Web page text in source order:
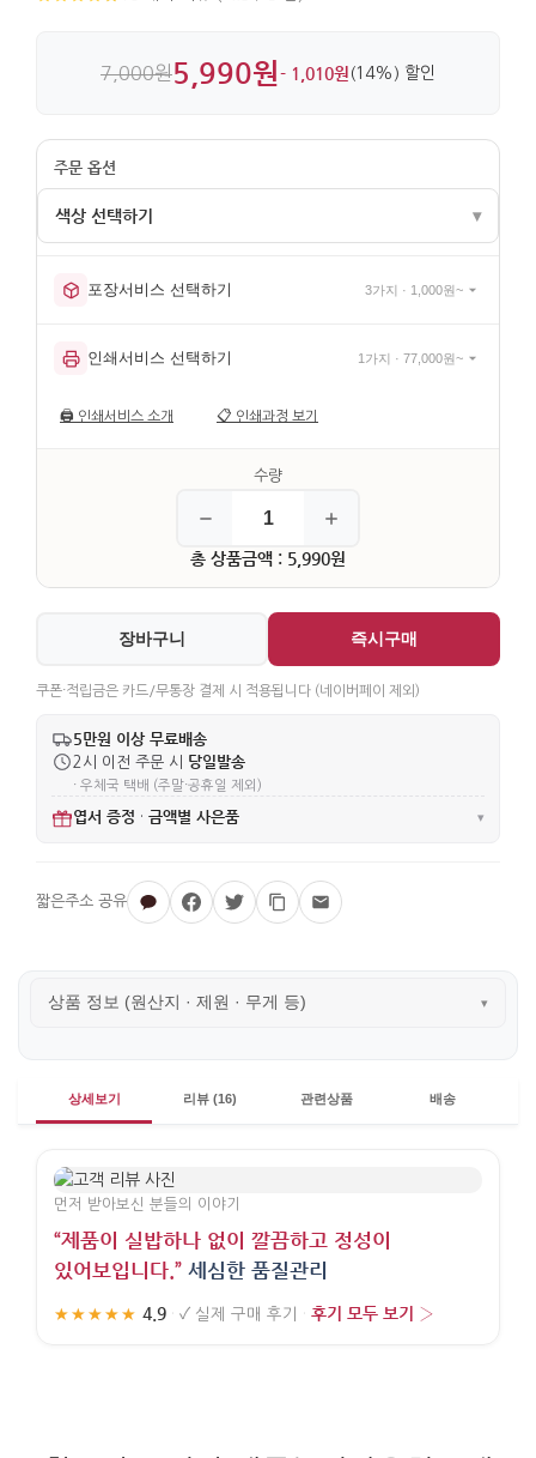
7,000원5,990원- 1,010원 (14%) 할인
색상 선택하기 ▾
포장서비스 선택하기 3가지 · 1,000원~
인쇄서비스 선택하기 1가지 · 77,000원~
🖨️ 인쇄서비스 소개 📋 인쇄과정 보기
총 상품금액 : 5,990원
장바구니 즉시구매
쿠폰·적립금은 카드/무통장 결제 시 적용됩니다 (네이버페이 제외)
5만원 이상 무료배송
2시 이전 주문 시 당일발송
· 우체국 택배 (주말·공휴일 제외)
엽서 증정 · 금액별 사은품 ▾
상품 정보 (원산지 · 제원 · 무게 등) ▾
상세보기 리뷰 (16) 관련상품 배송
먼저 받아보신 분들의 이야기
“제품이 실밥하나 없이 깔끔하고 정성이
있어보입니다.” 세심한 품질관리
★★★★★ 4.9 · ✓ 실제 구매 후기 · 후기 모두 보기 ›